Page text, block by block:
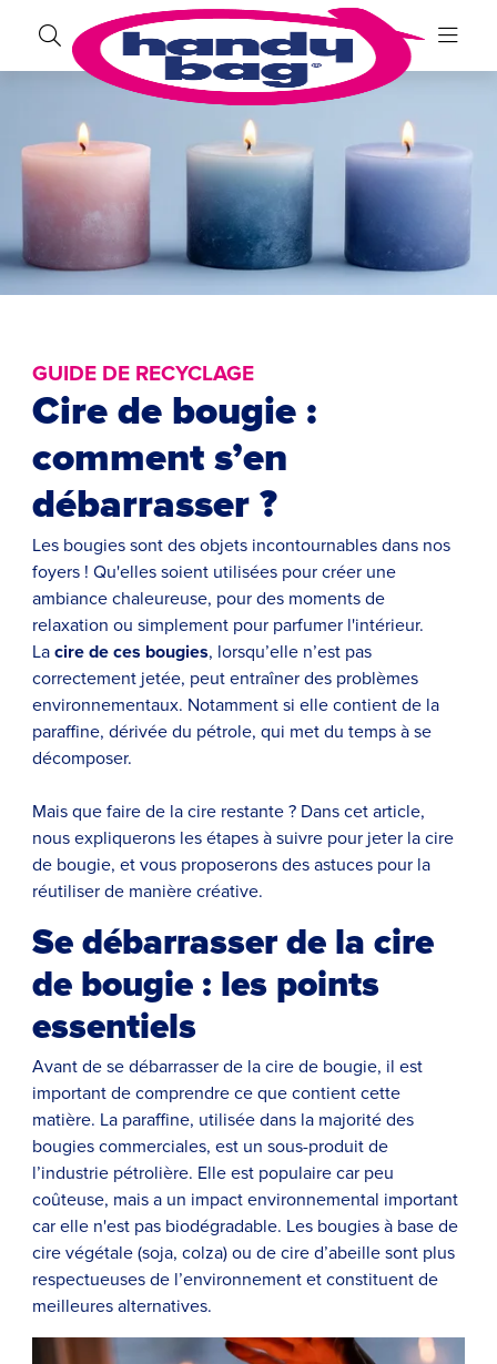
GUIDE DE RECYCLAGE
Cire de bougie :
comment s’en
débarrasser ?
Les bougies sont des objets incontournables dans nos
foyers ! Qu'elles soient utilisées pour créer une
ambiance chaleureuse, pour des moments de
relaxation ou simplement pour parfumer l'intérieur.
La cire de ces bougies, lorsqu’elle n’est pas
correctement jetée, peut entraîner des problèmes
environnementaux. Notamment si elle contient de la
paraffine, dérivée du pétrole, qui met du temps à se
décomposer.
Mais que faire de la cire restante ? Dans cet article,
nous expliquerons les étapes à suivre pour jeter la cire
de bougie, et vous proposerons des astuces pour la
réutiliser de manière créative.
Se débarrasser de la cire
de bougie : les points
essentiels
Avant de se débarrasser de la cire de bougie, il est
important de comprendre ce que contient cette
matière. La paraffine, utilisée dans la majorité des
bougies commerciales, est un sous-produit de
l’industrie pétrolière. Elle est populaire car peu
coûteuse, mais a un impact environnemental important
car elle n'est pas biodégradable. Les bougies à base de
cire végétale (soja, colza) ou de cire d’abeille sont plus
respectueuses de l’environnement et constituent de
meilleures alternatives.